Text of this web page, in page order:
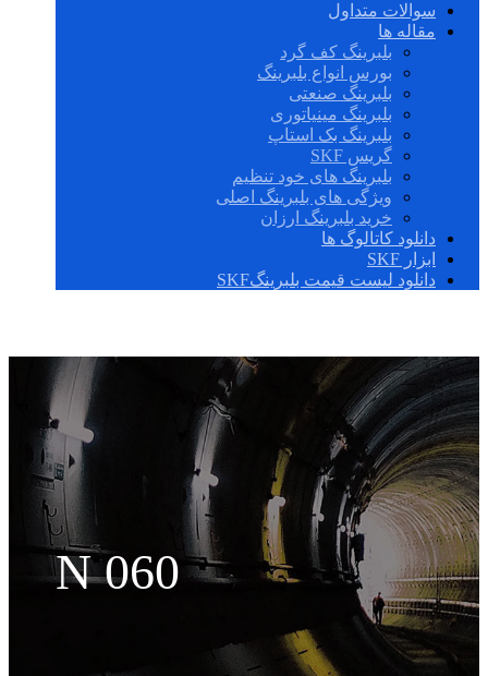
سوالات متداول
مقاله ها
بلبرینگ کف گرد
بورس انواع بلبرینگ
بلبرینگ صنعتی
بلبرینگ مینیاتوری
بلبرینگ بک استاپ
گریس SKF
بلبرینگ های خود تنظیم
ویژگی های بلبرینگ اصلی
خرید بلبرینگ ارزان
دانلود کاتالوگ ها
ابزار SKF
دانلود لیست قیمت بلبرینگSKF
N 060